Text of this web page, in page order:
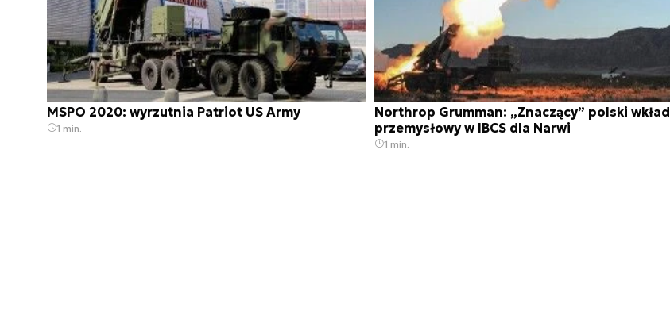
MSPO 2020: wyrzutnia Patriot US Army
1 min.
Northrop Grumman: „Znaczący” polski wkład
przemysłowy w IBCS dla Narwi
1 min.